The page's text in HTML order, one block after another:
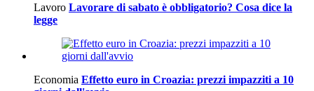
Lavoro Lavorare di sabato è obbligatorio? Cosa dice la
legge
Economia Effetto euro in Croazia: prezzi impazziti a 10